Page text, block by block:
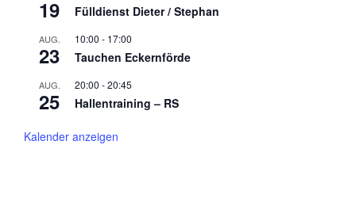
19 Fülldienst Dieter / Stephan
AUG.
23
10:00 - 17:00
Tauchen Eckernförde
AUG.
25
20:00 -20:45
Hallentraining – RS
Kalender anzeigen